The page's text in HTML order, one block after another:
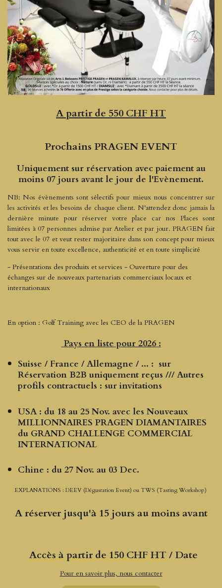
A partir de 550 CHF HT
Prochains PRAGEN EVENT
Uniquement sur réservation avec paiement au
moins 07 jours avant le jour de l'Evènement.
NB: Nos évènements sont sélectifs pour mieux nous concentrer sur
les activités et les besoins de chaque client. N'attendez donc jamais la
dernière minute pour réserver votre place car nos Places sont
limitées à 07 personnes admise par Atelier et par jour. PRAGEN fait
tout avec le 07 et veut rester majoritaire dans son concept pour mieux
vous servir en toute excellence, authenticité et en toute simplicité
- Présentations des produits et services - Ouverture pour des
échanges sur de nouveaux partenariats commerciaux locaux et
internationaux
En option : Golf Training avec les CEO de la PRAGEN
Pays en liste pour 2026 :
Suisse / France / Allemagne / ... : sur
Réservation B2B uniquement reçus /// Autres
profils contractuels : sur invitations
USA : du 18 au 25 Nov. avec les Nouveaux
MILLIONNAIRES PRAGEN DIAMANTAIRES
du GRAND CHALLENGE COMMERCIAL
INTERNATIONAL
Chine : du 27 Nov. au 03 Dec.
EXPLANATIONS : DEEV (Dégustation Event) ou TWS (Tasting Workshop)
A réserver jusqu'à 15 jours au moins avant
Accès à partir de 150 CHF HT / Date
Pour en savoir plus, nous contacter